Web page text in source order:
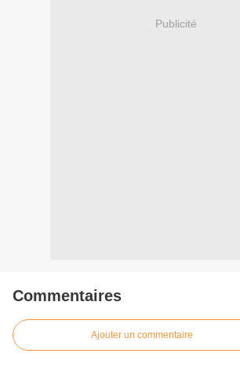
Publicité
Commentaires
Ajouter un commentaire